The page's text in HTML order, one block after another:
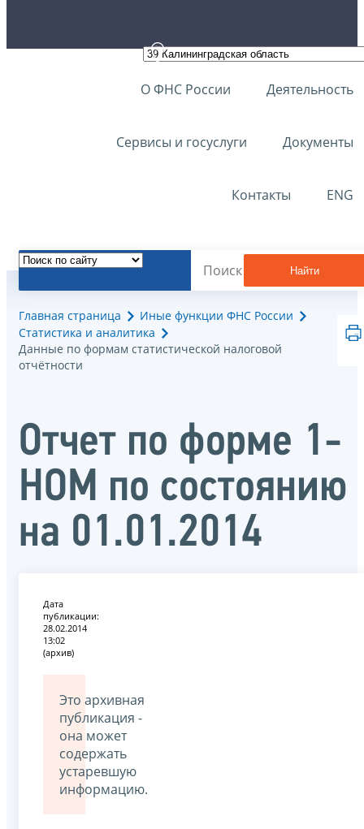
О ФНС России Деятельность
Сервисы и госуслуги Документы
Контакты ENG
Найти
Главная страница
Иные функции ФНС России
Статистика и аналитика
Данные по формам статистической налоговой
отчётности
Отчет по форме 1-
НОМ по состоянию
на 01.01.2014
Дата
публикации:
28.02.2014
13:02
(архив)
Это архивная
публикация -
она может
содержать
устаревшую
информацию.